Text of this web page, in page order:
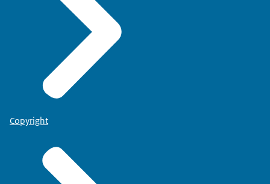
Copyright